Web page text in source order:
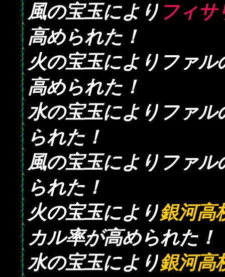
風の宝玉により フィサ
高められた！
火の宝玉によりファ
高められた！
水の宝玉によりファル
られた！
風の宝玉によりファル
られた！
火の宝玉により銀河高
カル率が高められた！
水の宝玉により銀河高